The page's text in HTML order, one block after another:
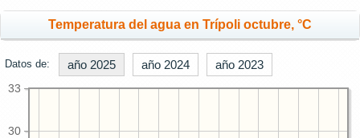
Temperatura del agua en Trípoli octubre, °C
Datos de: año 2025 año 2024 año 2023
30
33